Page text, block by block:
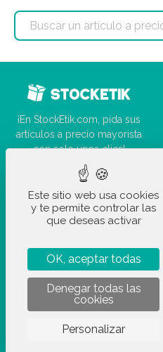
¡En StockEtik.com, pida sus
artículos a precio mayorista
con solo unos clics!
NUESTROS PRODUCTOS
Accesorio de coche
Suministro de oficina
Accesorio diario
Este sitio web usa cookies
y te permite controlar las
que deseas activar
OK, aceptar todas
Denegar todas las
cookies
Personalizar